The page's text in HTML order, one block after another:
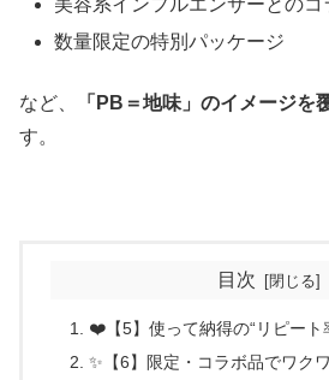
美容系インフルエンサーとのコ
数量限定の特別パッケージ
など、 「PB＝地味」のイメージを
す。
目次
❤️【5】使って納得の“リピート
✨【6】限定・コラボ品でワク